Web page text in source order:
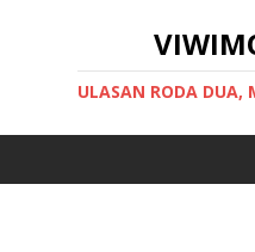
ULASAN RODA DUA,